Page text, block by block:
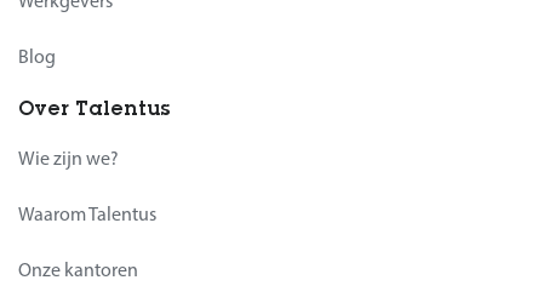
Blog
Over Talentus
Wie zijn we?
Waarom Talentus
Onze kantoren